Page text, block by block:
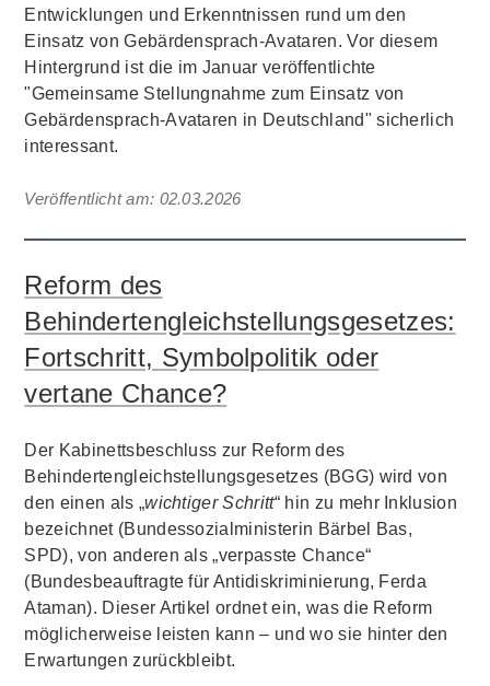
Entwicklungen und Erkenntnissen rund um den
Einsatz von Gebärdensprach-Avataren. Vor diesem
Hintergrund ist die im Januar veröffentlichte
"Gemeinsame Stellungnahme zum Einsatz von
Gebärdensprach-Avataren in Deutschland" sicherlich
interessant.
Veröffentlicht am: 02.03.2026
Reform des
Behindertengleichstellungsgesetzes:
Fortschritt, Symbolpolitik oder
vertane Chance?
Der Kabinettsbeschluss zur Reform des
Behindertengleichstellungsgesetzes (BGG) wird von
den einen als „wichtiger Schritt“ hin zu mehr Inklusion
bezeichnet (Bundessozialministerin Bärbel Bas,
SPD), von anderen als „verpasste Chance“
(Bundesbeauftragte für Antidiskriminierung, Ferda
Ataman). Dieser Artikel ordnet ein, was die Reform
möglicherweise leisten kann – und wo sie hinter den
Erwartungen zurückbleibt.